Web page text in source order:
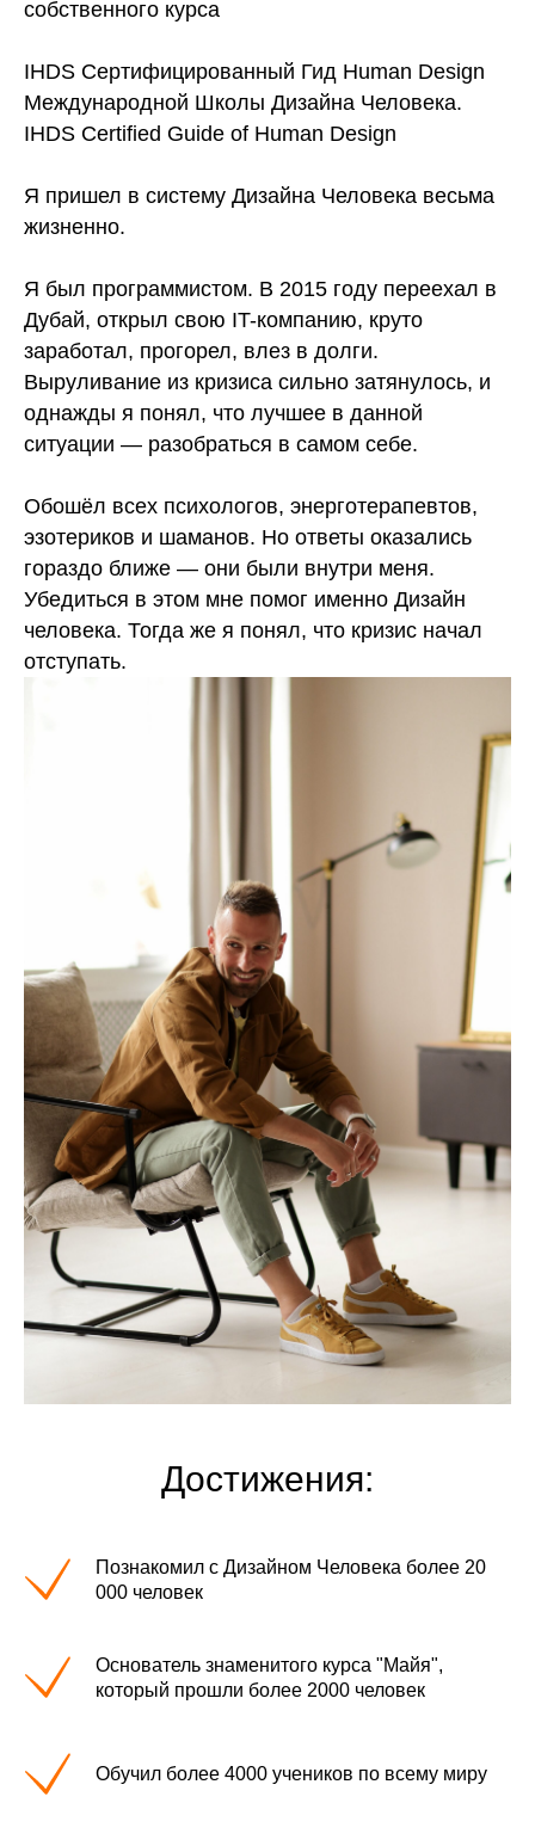
собственного курса
IHDS Сертифицированный Гид Human Design
Международной Школы Дизайна Человека.
IHDS Certified Guide of Human Design
Я пришел в систему Дизайна Человека весьма
жизненно.
Я был программистом. В 2015 году переехал в
Дубай, открыл свою IT-компанию, круто
заработал, прогорел, влез в долги.
Выруливание из кризиса сильно затянулось, и
однажды я понял, что лучшее в данной
ситуации — разобраться в самом себе.
Обошёл всех психологов, энерготерапевтов,
эзотериков и шаманов. Но ответы оказались
гораздо ближе — они были внутри меня.
Убедиться в этом мне помог именно Дизайн
человека. Тогда же я понял, что кризис начал
отступать.
Достижения:
Познакомил с Дизайном Человека более 20
000 человек
Основатель знаменитого курса "Майя",
который прошли более 2000 человек
Обучил более 4000 учеников по всему миру